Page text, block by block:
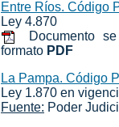
Entre Ríos. Código
Ley 4.870
Documento se
formato PDF
La Pampa. Código
Ley 1.870 en
Fuente: Poder